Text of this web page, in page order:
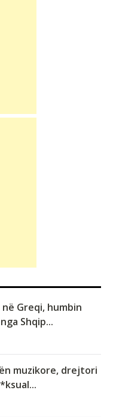
Greqi, humbin
Shqip...
muzikore, drejtori